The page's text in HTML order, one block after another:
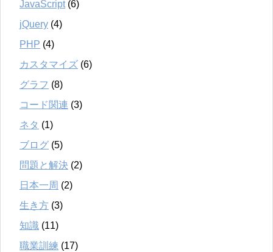
JavaScript(6)
jQuery (4)
PHP (4)
カスタマイズ (6)
グラフ (8)
コード関連 (3)
ネタ (1)
ブログ (5)
問題と解決 (2)
日本一周 (2)
生き方 (3)
知識 (11)
職業訓練 (17)